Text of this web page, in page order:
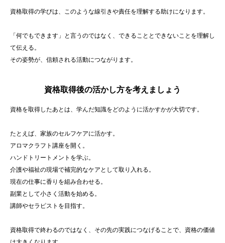
資格取得の学びは、このような線引きや責任を理解する助けになります。
「何でもできます」と言うのではなく、できることとできないことを理解し
て伝える。
その姿勢が、信頼される活動につながります。
資格取得後の活かし方を考えましょう
資格を取得したあとは、学んだ知識をどのように活かすかが大切です。
たとえば、家族のセルフケアに活かす。
アロマクラフト講座を開く。
ハンドトリートメントを学ぶ。
介護や福祉の現場で補完的なケアとして取り入れる。
現在の仕事に香りを組み合わせる。
副業として小さく活動を始める。
講師やセラピストを目指す。
資格取得で終わるのではなく、その先の実践につなげることで、資格の価値